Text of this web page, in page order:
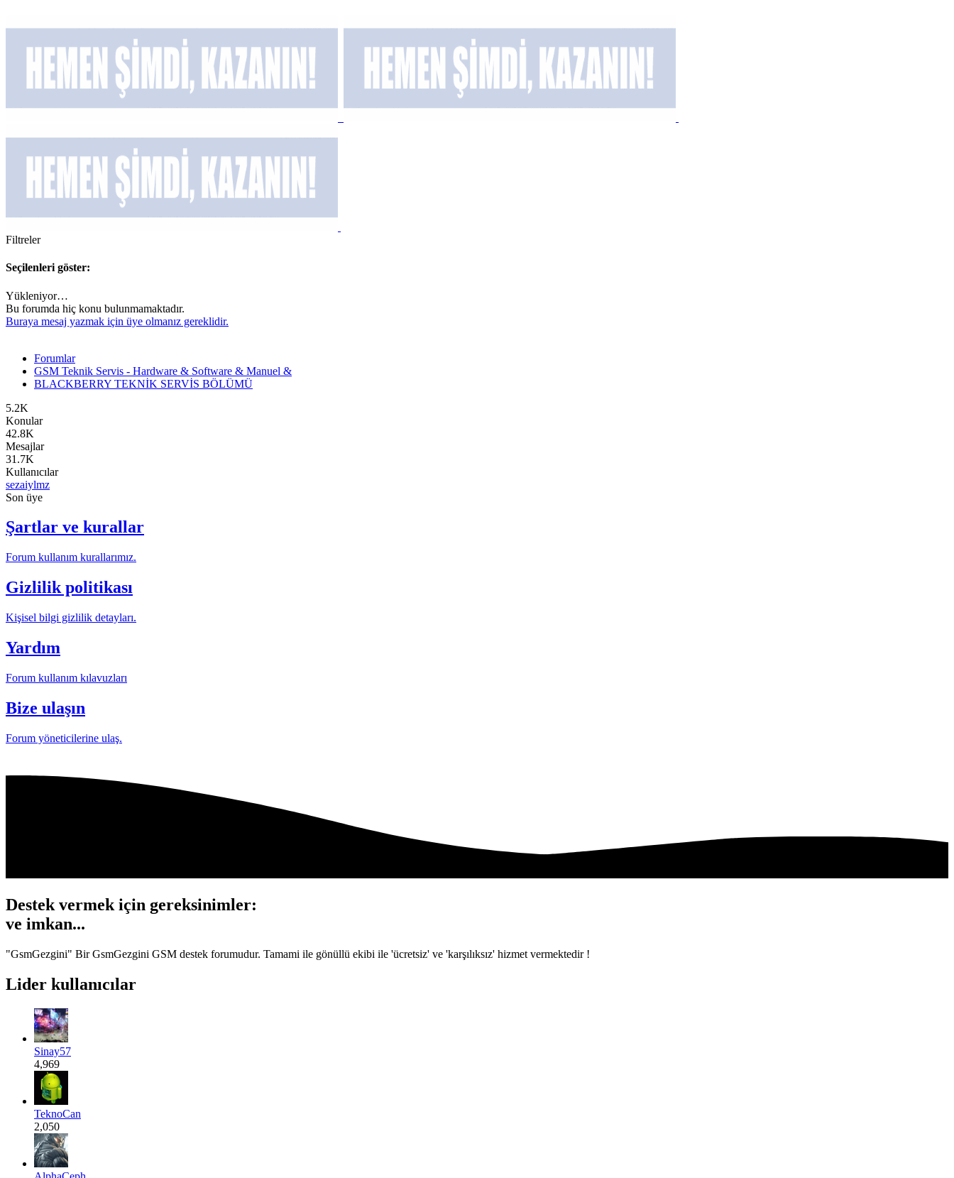
Filtreler
Seçilenleri göster:
Yükleniyor…
Bu forumda hiç konu bulunmamaktadır.
Buraya mesaj yazmak için üye olmanız gereklidir.
Forumlar
GSM Teknik Servis - Hardware & Software & Manuel &
BLACKBERRY TEKNİK SERVİS BÖLÜMÜ
5.2K
Konular
42.8K
Mesajlar
31.7K
Kullanıcılar
sezaiylmz
Son üye
Şartlar ve kurallar
Forum kullanım kurallarımız.
Gizlilik politikası
Kişisel bilgi gizlilik detayları.
Yardım
Forum kullanım kılavuzları
Bize ulaşın
Forum yöneticilerine ulaş.
Destek vermek için gereksinimler:
Gönül...
"GsmGezgini" Bir GsmGezgini GSM destek forumudur. Tamami ile gönüllü ekibi ile 'ücretsiz' ve 'karşılıksız' hizmet vermektedir !
Lider kullanıcılar
Sinay57
4,969
TeknoCan
2,050